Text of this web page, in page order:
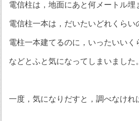
電信柱は，地面にあと何メートル埋
電信柱一本は，だいたいどれくらい
電柱一本建てるのに，いったいい
などとふと気になってしまいました。
一度，気になりだすと，調べなけれ